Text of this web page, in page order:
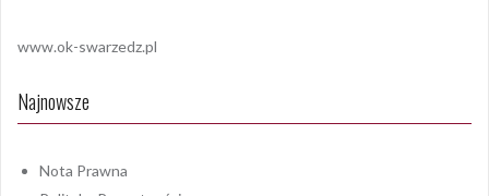
www.ok-swarzedz.pl
Najnowsze
Nota Prawna